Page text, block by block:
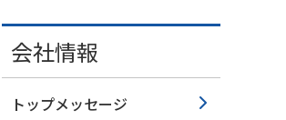
会社情報
トップメッセージ